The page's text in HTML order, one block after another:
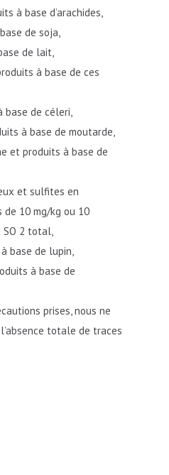
à base d’arachides,
de soja,
de lait,
à base de ces
base de céleri,
à base de moutarde,
et produits à base de
et sulfites en
10 mg/kg ou 10
SO 2 total,
base de lupin,
à base de
prises, nous ne
totale de traces